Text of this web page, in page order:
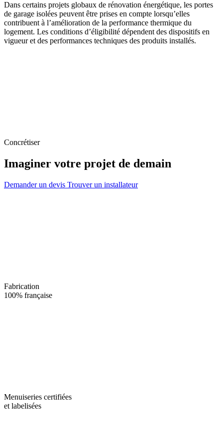
Dans certains projets globaux de rénovation énergétique, les portes
de garage isolées peuvent être prises en compte lorsqu’elles
contribuent à l’amélioration de la performance thermique du
logement. Les conditions d’éligibilité dépendent des dispositifs en
vigueur et des performances techniques des produits installés.
Concrétiser
Imaginer votre projet de demain
Demander un devis Trouver un installateur
Fabrication
100% française
Menuiseries certifiées
et labelisées